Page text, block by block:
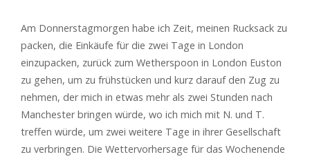
Am Donnerstagmorgen habe ich Zeit, meinen Rucksack zu
packen, die Einkäufe für die zwei Tage in London
einzupacken, zurück zum Wetherspoon in London Euston
zu gehen, um zu frühstücken und kurz darauf den Zug zu
nehmen, der mich in etwas mehr als zwei Stunden nach
Manchester bringen würde, wo ich mich mit N. und T.
treffen würde, um zwei weitere Tage in ihrer Gesellschaft
zu verbringen. Die Wettervorhersage für das Wochenende